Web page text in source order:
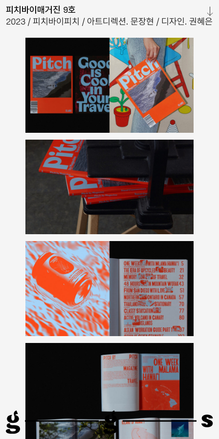
브랜드 이미지&북
유플러스VIP기프트 패키지 디자인
닫기
피치바이매거진 9호
2023
피치바이피치 아트디렉션. 문장현 디자인. 권혜은